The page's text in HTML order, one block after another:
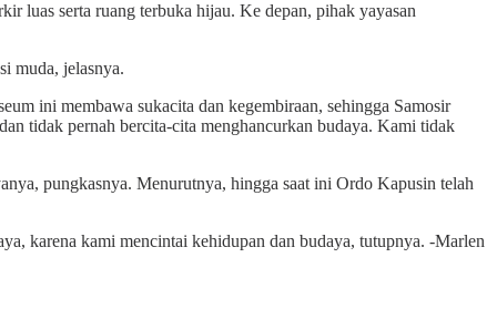
luas serta ruang terbuka hijau. Ke depan, pihak yayasan
muda, jelasnya.
ini membawa sukacita dan kegembiraan, sehingga Samosir
tidak pernah bercita-cita menghancurkan budaya. Kami tidak
pungkasnya. Menurutnya, hingga saat ini Ordo Kapusin telah
karena kami mencintai kehidupan dan budaya, tutupnya. -Marlen